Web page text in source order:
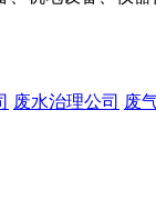
废水治理公司 废